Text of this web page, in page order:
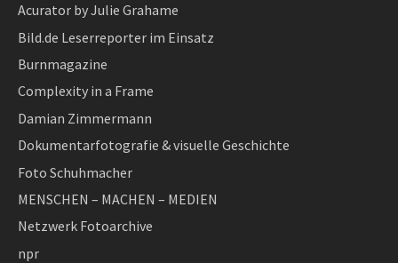
Acurator by Julie Grahame
Bild.de Leserreporter im Einsatz
Burnmagazine
Complexity in a Frame
Damian Zimmermann
Dokumentarfotografie & visuelle Geschichte
Foto Schuhmacher
MENSCHEN – MACHEN – MEDIEN
Netzwerk Fotoarchive
npr